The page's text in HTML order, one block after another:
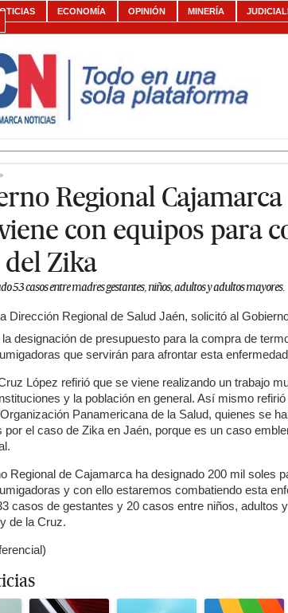
ECONOMÍA OPINIÓN MINERÍA
Regional Cajamarca
con equipos para
Zika
53 casos entre madres gestantes, niños, adultos y adultos mayores.
Dirección Regional de Salud Jaén, solicitó al
designación de presupuesto para la compra de
que servirán para afrontar esta
López refirió que se viene realizando un trabajo
y la población en general. Así mismo
Panamericana de la Salud, quienes se
por el caso de Zika en Jaén, porque es un caso
Regional de Cajamarca ha designado 200 mil soles
y con ello estaremos combatiendo esta
casos de gestantes y 20 casos entre niños, adultos
de la Cruz.